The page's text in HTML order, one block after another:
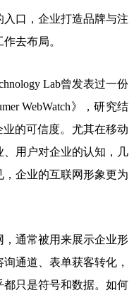
口，企业打造品牌与注
去布局。
Lab曾发表过一份
WebWatch》，研究结
的可信度。尤其在移动
用户对企业的认知，几
企业的互联网形象更为
通常被用来展示企业形
通道、表单获客转化，
都只是符号和数据。如何